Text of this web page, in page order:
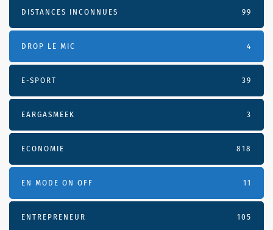
DISTANCES INCONNUES 99
DROP LE MIC 4
E-SPORT 39
EARGASMEEK 3
ECONOMIE 818
EN MODE ON OFF 11
ENTREPRENEUR 105